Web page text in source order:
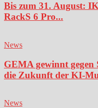
Bis zum 31. August:
RackS 6 Pro...
News
GEMA gewinnt
die Zukunft der KI-
News